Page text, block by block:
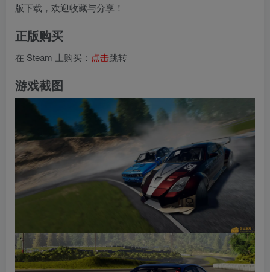
版下载，欢迎收藏与分享！
正版购买
在 Steam 上购买： 点击跳转
游戏截图